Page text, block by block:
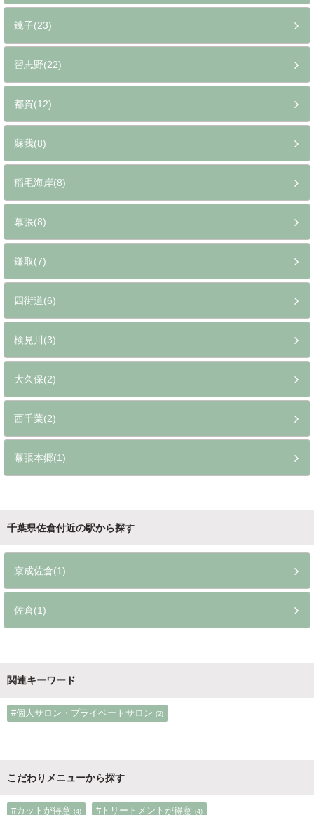
銚子(23)
習志野(22)
都賀(12)
蘇我(8)
稲毛海岸(8)
幕張(8)
鎌取(7)
四街道(6)
検見川(3)
大久保(2)
西千葉(2)
幕張本郷(1)
千葉県佐倉付近の駅から探す
京成佐倉(1)
佐倉(1)
関連キーワード
#個人サロン・プライベートサロン (2)
こだわりメニューから探す
#カットが得意 (4) #トリートメントが得意 (4)